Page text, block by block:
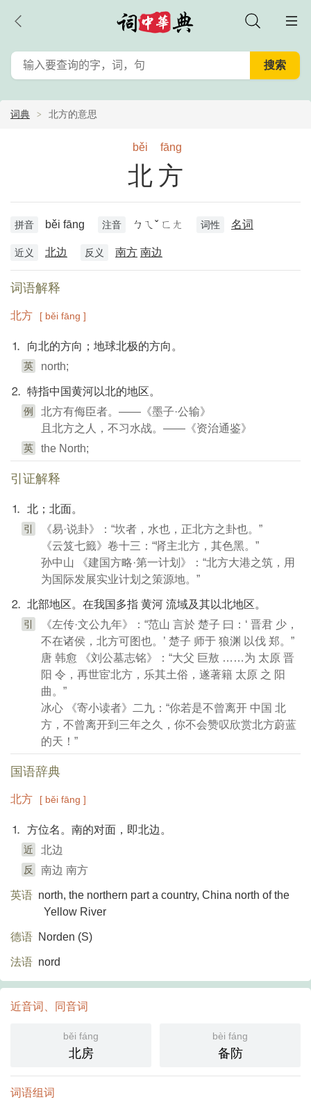
词典 北方的意思
běi fāng
北方
拼音 běi fāng 注音 ㄅㄟˇ ㄈㄤ 词性 名词
近义 北边 反义 南方 南边
词语解释
北方 [ běi fāng ]
⒈ 向北的方向；地球北极的方向。
英 north;
⒉ 特指中国黄河以北的地区。
例
北方有侮臣者。——《墨子·公输》
且北方之人，不习水战。——《资治通鉴》
英 the North;
引证解释
⒈ 北；北面。
引
《易·说卦》：“坎者，水也，正北方之卦也。”
《云笈七籤》卷十三：“肾主北方，其色黑。”
孙中山 《建国方略·第一计划》：“北方大港之筑，用
为国际发展实业计划之策源地。”
⒉ 北部地区。在我国多指 黄河 流域及其以北地区。
引
《左传·文公九年》：“范山 言於 楚子 曰：‘ 晋君 少，
不在诸侯，北方可图也。’ 楚子 师于 狼渊 以伐 郑。”
唐 韩愈 《刘公墓志铭》：“大父 巨敖 ……为 太原 晋
阳 令，再世宦北方，乐其土俗，遂著籍 太原 之 阳
曲。”
冰心 《寄小读者》二九：“你若是不曾离开 中国 北
方，不曾离开到三年之久，你不会赞叹欣赏北方蔚蓝
的天！”
国语辞典
北方 [ běi fāng ]
⒈ 方位名。南的对面，即北边。
近 北边
反 南边 南方
英语 north, the northern part a country, China north of the
Yellow River
德语 Norden (S)​
法语 nord
近音词、同音词
běi fáng
北房
bèi fáng
备防
词语组词